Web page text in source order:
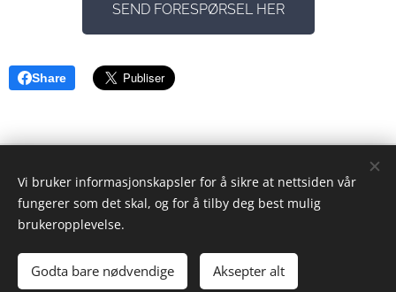
SEND FORESPØRSEL HER
Share
© 2023 Alle rettigheter forbeholdt
Drevet av
Språk
Norsk
English
Vi bruker informasjonskapsler for å sikre at nettsiden vår
fungerer som det skal, og for å tilby deg best mulig
brukeropplevelse.
Godta bare nødvendige Aksepter alt